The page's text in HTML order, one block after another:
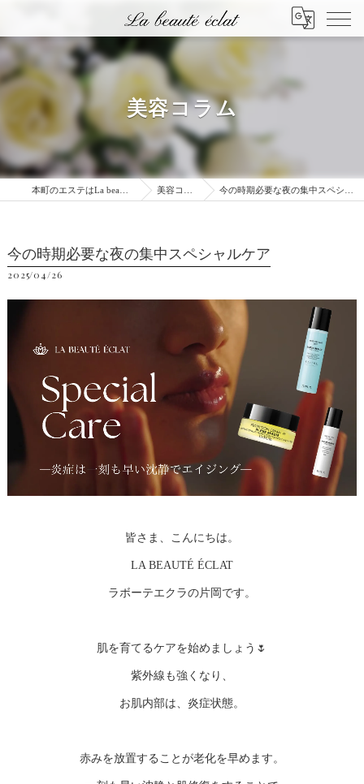
美容コラム
美容コラム 今の時期必要な夜の集中スペシャルケア
今の時期必要な夜の集中スペシャルケア
2025/04/26
皆さま、こんにちは。
LA BEAUTÉ ÉCLAT
ラボーテエクラの片岡です。
肌を育てるケアを始めましょう🌷
紫外線も強くなり、
お肌内部は、炎症状態。
赤みを放置することが老化を早めます。